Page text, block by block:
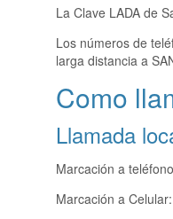
La Clave LADA de
Los números de
larga distancia a
Como
Llamada
Marcación a
Marcación a